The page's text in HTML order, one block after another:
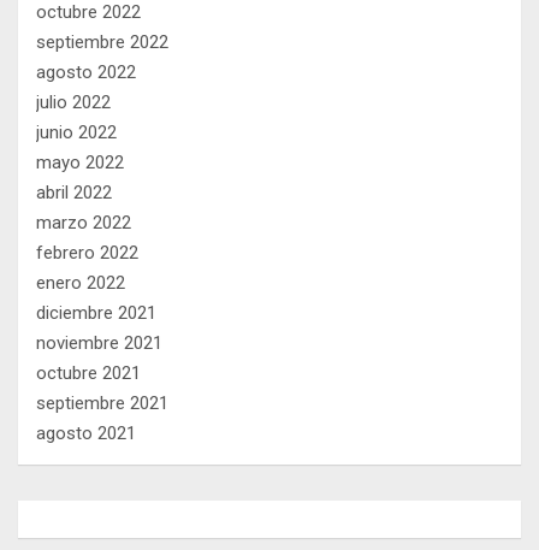
octubre 2022
septiembre 2022
agosto 2022
julio 2022
junio 2022
mayo 2022
abril 2022
marzo 2022
febrero 2022
enero 2022
diciembre 2021
noviembre 2021
octubre 2021
septiembre 2021
agosto 2021